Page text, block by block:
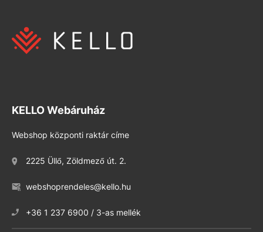
KELLO Webáruház
Webshop központi raktár címe
2225 Üllő, Zöldmező út. 2.
webshoprendeles@kello.hu
+36 1 237 6900 / 3-as mellék